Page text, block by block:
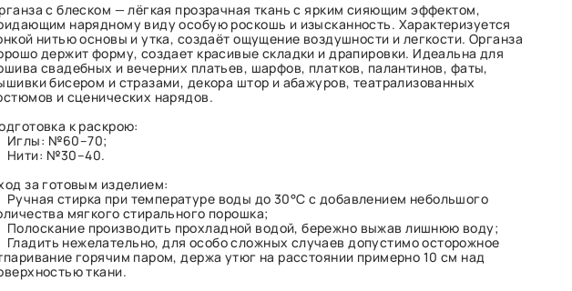
с блеском — лёгкая прозрачная ткань с ярким сияющим эффектом,
нарядному виду особую роскошь и изысканность. Характеризуется
нитью основы и утка, создаёт ощущение воздушности и легкости. Органза
держит форму, создает красивые складки и драпировки. Идеальна для
свадебных и вечерних платьев, шарфов, платков, палантинов, фаты,
бисером и стразами, декора штор и абажуров, театрализованных
и сценических нарядов.
к раскрою:
Иглы: №60–70;
Нити: №30–40.
за готовым изделием:
Ручная стирка при температуре воды до 30°C с добавлением небольшого
мягкого стирального порошка;
Полоскание производить прохладной водой, бережно выжав лишнюю воду;
Гладить нежелательно, для особо сложных случаев допустимо осторожное
горячим паром, держа утюг на расстоянии примерно 10 см над
ткани.